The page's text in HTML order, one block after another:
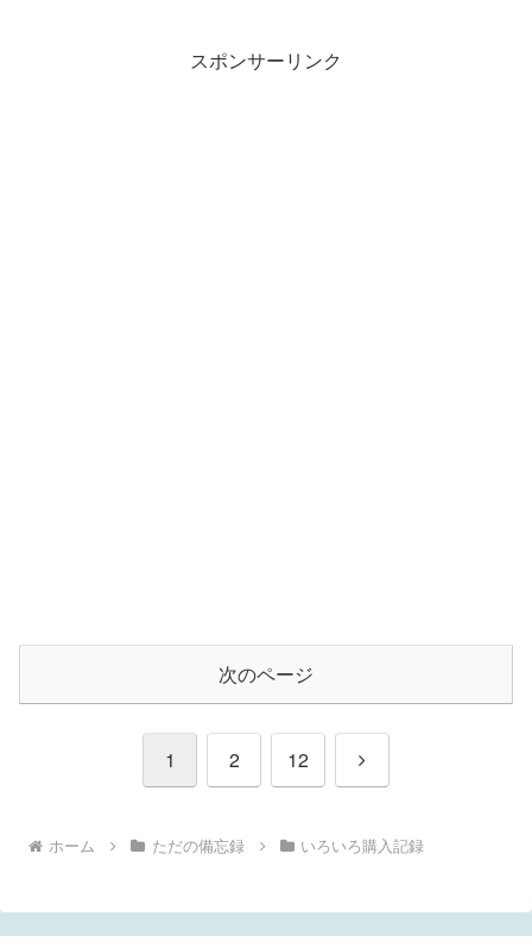
スポンサーリンク
次のページ
1 2 12
次
ホーム ただの備忘録 いろいろ購入記録